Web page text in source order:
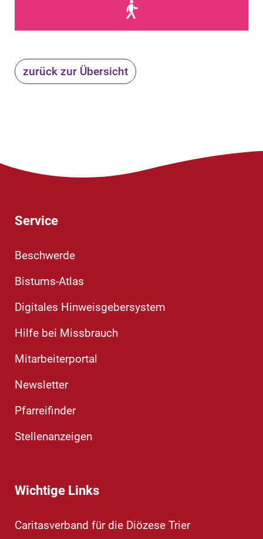
zurück zur Übersicht
Service
Beschwerde
Bistums-Atlas
Digitales Hinweisgebersystem
Hilfe bei Missbrauch
Mitarbeiterportal
Newsletter
Pfarreifinder
Stellenanzeigen
Wichtige Links
Caritasverband für die Diözese Trier